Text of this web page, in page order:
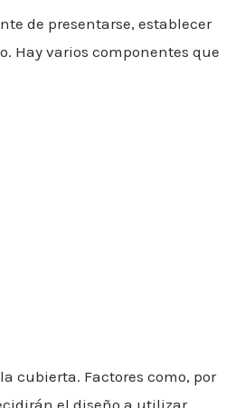
de presentarse, establecer
Hay varios componentes que
cubierta. Factores como, por
el diseño a utilizar.